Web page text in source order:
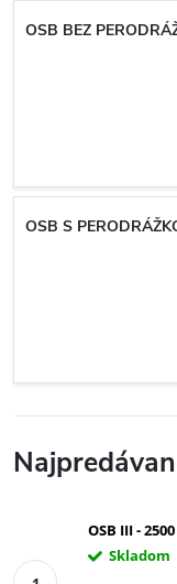
OSB BEZ
OSB S
OSB III -
Skladom